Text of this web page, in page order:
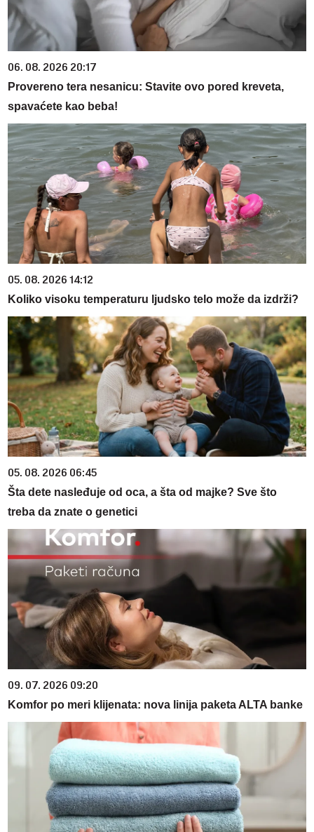
06. 08. 2026 20:17
Provereno tera nesanicu: Stavite ovo pored kreveta,
spavaćete kao beba!
05. 08. 2026 14:12
Koliko visoku temperaturu ljudsko telo može da izdrži?
05. 08. 2026 06:45
Šta dete nasleđuje od oca, a šta od majke? Sve što
treba da znate o genetici
09. 07. 2026 09:20
Komfor po meri klijenata: nova linija paketa ALTA banke